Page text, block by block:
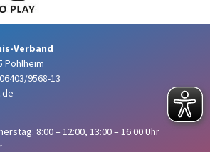
Verband
Pohlheim
9568-13
8:00 – 12:00, 13:00 – 16:00 Uhr